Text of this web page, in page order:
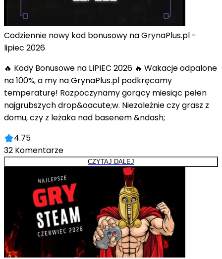
Codziennie nowy kod bonusowy na GrynaPlus.pl -
lipiec 2026
🔥 Kody Bonusowe na LIPIEC 2026 🔥 Wakacje odpalone
na 100%, a my na GrynaPlus.pl podkręcamy
temperaturę! Rozpoczynamy gorący miesiąc pełen
najgrubszych drop&oacute;w. Niezależnie czy grasz z
domu, czy z leżaka nad basenem &ndash;
4.75
32 Komentarze
CZYTAJ DALEJ